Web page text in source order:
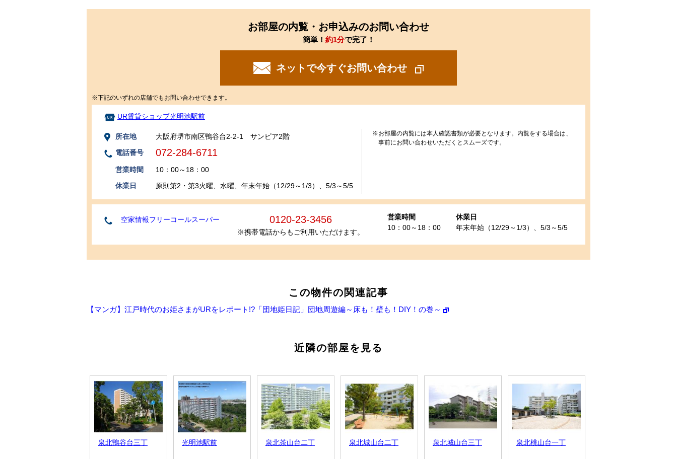
お部屋の内覧・お申込みのお問い合わせ
簡単！ 約1分で完了！
ネットで今すぐお問い合わせ
※下記のいずれの店舗でもお問い合わせできます。
UR賃貸ショップ光明池駅前
所在地
大阪府堺市南区鴨谷台2-2-1 サンピア2階
電話番号
072-284-6711
営業時間
10：00～18：00
休業日
原則第2・第3火曜、水曜、年末年始（12/29～1/3）、5/3～5/5
※お部屋の内覧には本人確認書類が必要となります。内覧をする場合は、
事前にお問い合わせいただくとスムーズです。
空家情報フリーコールスーパー 0120-23-3456
※携帯電話からもご利用いただけます。
営業時間
10：00～18：00
休業日
年末年始（12/29～1/3）、5/3～5/5
この物件の関連記事
【マンガ】江戸時代のお姫さまがURをレポート!?「団地姫日記」団地周遊編～床も！壁も！DIY！の巻～
近隣の部屋を見る
泉北鴨谷台三丁 光明池駅前 泉北茶山台二丁 泉北城山台二丁 泉北城山台三丁 泉北桃山台一丁